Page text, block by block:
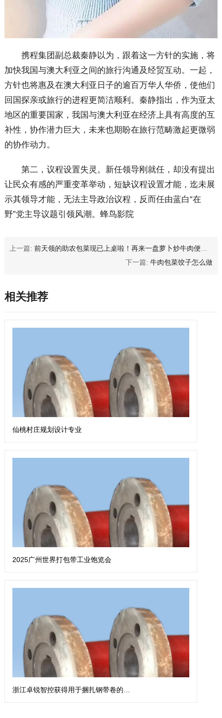
携程集团副总裁秦静以为，跟着这一方针的实施，将
加快我国与澳大利亚之间的旅行沟通及经贸互动。一起，
方针也将惠及在澳大利亚日子的逾百万华人华侨，使他们
回国探亲或旅行的进程更简洁顺利。秦静指出，作为亚太
地区的重要国家，我国与澳大利亚在经济上具有高度的互
补性，协作潜力巨大，未来也期盼在旅行范畴激起更微弱
的协作动力。
第二，议程设置失灵。新任领导刚就任，却没有提出
让民众有感的严重变革举动，短缺议程设置才能，迄未展
示其领导才能，无法主导政治议程，反而任由蓝白“在
野”党主导议题引领风潮。蜂鸟影院
上一篇: 前天领的助农包菜现已上桌啦！再来一盘萝卜炒牛肉便是我和孩子们的晚餐！简简单单又一餐！
下一篇:牛肉包菜饺子怎么做
相关推荐
仙桃村庄规划设计专业
2025广州世界打包带工业饱览会